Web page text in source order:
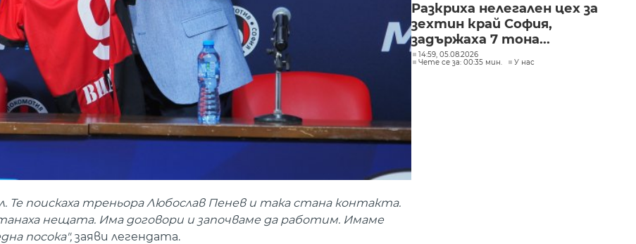
поискаха треньора Любослав Пенев и така стана контакта.
нещата. Има договори и започваме да работим. Имаме
посока", заяви легендата.
Разкриха нелегален цех за
зехтин край София,
задържаха 7 тона...
14:59, 05.08.2026
Чете се за: 00:35 мин.
У нас